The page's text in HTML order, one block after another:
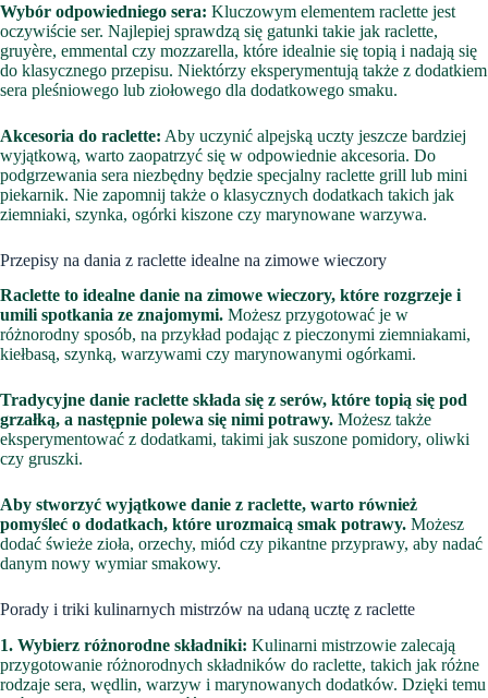
Wybór odpowiedniego sera: Kluczowym elementem raclette jest
oczywiście ser. Najlepiej sprawdzą się gatunki takie jak raclette,
gruyère, emmental czy mozzarella, które idealnie się topią i nadają się
do klasycznego przepisu. Niektórzy eksperymentują także z dodatkiem
sera pleśniowego lub ziołowego dla dodatkowego smaku.
Akcesoria do raclette: Aby uczynić alpejską uczty jeszcze bardziej
wyjątkową, warto zaopatrzyć się w odpowiednie akcesoria. Do
podgrzewania sera niezbędny będzie specjalny raclette grill lub mini
piekarnik. Nie zapomnij także o klasycznych dodatkach takich jak
ziemniaki, szynka, ogórki kiszone czy marynowane warzywa.
Przepisy na dania z raclette idealne na zimowe wieczory
Raclette to idealne danie na zimowe wieczory, które rozgrzeje i
umili spotkania ze znajomymi. Możesz przygotować je w
różnorodny sposób, na przykład podając z pieczonymi ziemniakami,
kiełbasą, szynką, warzywami czy marynowanymi ogórkami.
Tradycyjne danie raclette składa się z serów, które topią się pod
grzałką, a następnie polewa się nimi potrawy. Możesz także
eksperymentować z dodatkami, takimi jak suszone pomidory, oliwki
czy gruszki.
Aby stworzyć wyjątkowe danie z raclette, warto również
pomyśleć o dodatkach, które urozmaicą smak potrawy. Możesz
dodać świeże zioła, orzechy, miód czy pikantne przyprawy, aby nadać
danym nowy wymiar smakowy.
Porady i triki kulinarnych mistrzów na udaną ucztę z raclette
1. Wybierz różnorodne składniki: Kulinarni mistrzowie zalecają
przygotowanie różnorodnych składników do raclette, takich jak różne
rodzaje sera, wędlin, warzyw i marynowanych dodatków. Dzięki temu